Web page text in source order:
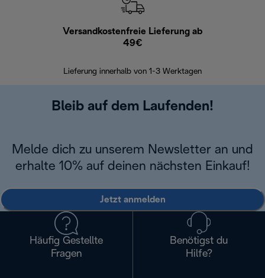
Versandkostenfreie Lieferung ab
49€
Lieferung innerhalb von 1-3 Werktagen
Bleib auf dem Laufenden!
Melde dich zu unserem Newsletter an und
erhalte 10% auf deinen nächsten Einkauf!
Jetzt anmelden
Häufig Gestellte
Fragen
Benötigst du
Hilfe?